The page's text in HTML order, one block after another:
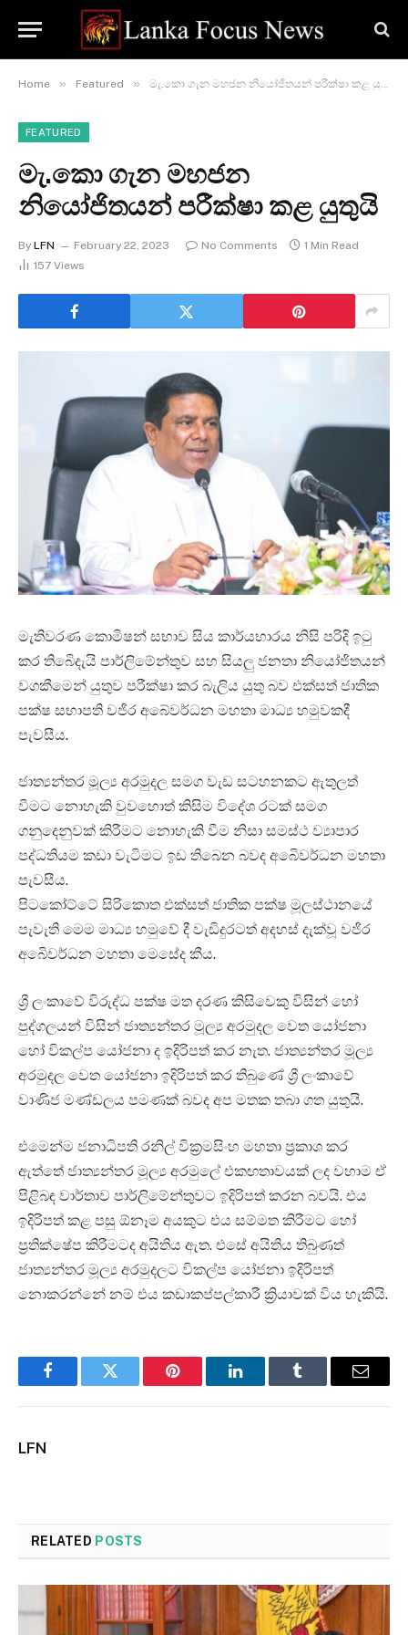
Home » Featured » මැ.කො ගැන මහජන නියෝජිතයන් පරීක්ෂා කළ යුතුයි
FEATURED
මැ.කො ගැන මහජන
නියෝජිතයන් පරීක්ෂා කළ යුතුයි
By LFN February 22, 2023 No Comments
1 Min Read
157 Views
මැතිවරණ කොමිෂන් සභාව සිය කාර්යභාරය නිසි පරිදි ඉටු
කර තිබෙිදැයි පාර්ලිමේන්තුව සහ සියලු ජනතා නියෝජිතයන්
වගකීමෙන් යුතුව පරීක්ෂා කර බැලිය යුතු බව එක්සත් ජාතික
පක්ෂ සභාපති වජිර අබේවර්ධන මහතා මාධ්‍ය හමුවකදී
පැවසීය.
ජාත්‍යන්තර මූල්‍ය අරමුදල සමග වැඩ සටහනකට ඇතුලත්
වීමට නොහැකි වුවහොත් කිසිම විදේශ රටක් සමග
ගනුදෙනුවක් කිරීමට නොහැකි වීම නිසා සමස්ථ ව්‍යාපාර
පද්ධතියම කඩා වැටිමට ඉඩ තිබෙන බවද අබෙිවර්ධන මහතා
පැවසීය.
පිටකෝට්ටේ සිරිකොත එක්සත් ජාතික පක්ෂ මූලස්ථානයේ
පැවැති මෙම මාධ්‍ය හමුවේ දී වැඩිදුරටත් අදහස් දැක්වූ වජිර
අබෙිවර්ධන මහතා මෙසේද කීය.
ශ්‍රී ලංකාවේ විරුද්ධ පක්ෂ මත දරණ කිසිවෙකු විසින් හෝ
පුද්ගලයන් විසින් ජාත්‍යන්තර මූල්‍ය අරමුදල වෙත යෝජනා
හෝ විකල්ප යෝජනා ද ඉදිරිපත් කර නැත. ජාත්‍යන්තර මූල්‍ය
අරමුදල වෙත යෝජනා ඉදිරිපත් කර තිබුණේ ශ්‍රී ලංකාවේ
වාණිජ මණ්ඩලය පමණක් බවද අප මතක තබා ගත යුතුයි.
එමෙන්ම ජනාධිපති රනිල් වික්‍රමසිංහ මහතා ප්‍රකාශ කර
ඇත්තේ ජාත්‍යන්තර මූල්‍ය අරමුලේ එකඟතාවයක් ලද වහාම ඒ
පිළිබඳ වාර්තාව පාර්ලිමේන්තුවට ඉදිරිපත් කරන බවයි. එය
ඉදිරිපත් කළ පසු ඕනෑම අයකුට එය සම්මත කිරීමට හෝ
ප්‍රතික්ෂේප කිරීමටද අයිතිය ඇත. එසේ අයිතිය තිබුණත්
ජාත්‍යන්තර මූල්‍ය අරමුදලට විකල්ප යෝජනා ඉදිරිපත්
නොකරන්නේ නම් එය කඩාකප්පල්කාරී ක්‍රියාවක් විය හැකියි.
FacebookTwitter Pinterest LinkedInTumblr Email
LFN
RELATED POSTS